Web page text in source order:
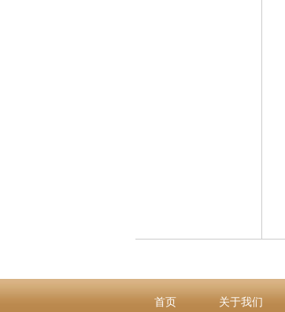
首页 关于我们